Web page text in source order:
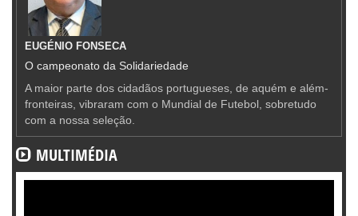
EUGÉNIO FONSECA
O campeonato da Solidariedade
A maior parte dos cidadãos portugueses, de aquém e além-
fronteiras, vibraram com o Mundial de Futebol, sobretudo
com a nossa seleção.
MULTIMÉDIA